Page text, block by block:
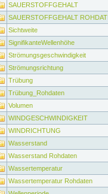
SAUERSTOFFGEHALT
SAUERSTOFFGEHALT
Sichtweite
SignifikanteWellenhöhe
Strömungsgeschwindigkeit
Strömungsrichtung
Trübung
Trübung_Rohdaten
Volumen
WINDGESCHWINDIGKEIT
WINDRICHTUNG
Wasserstand
Wasserstand Rohdaten
Wassertemperatur
Wassertemperatur Rohdaten